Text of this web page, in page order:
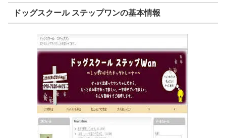
ドッグスクール ステップワンの基本情報